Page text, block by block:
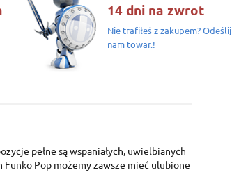
14 dni na zwrot
Nie trafiłeś z zakupem? Odeślij
nam towar.!
pełne są wspaniałych, uwielbianych
Pop możemy zawsze mieć ulubione